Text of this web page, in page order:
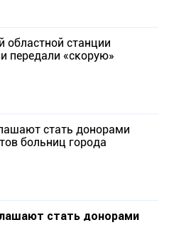
областной станции
передали «скорую»
стать донорами
больниц города
стать донорами